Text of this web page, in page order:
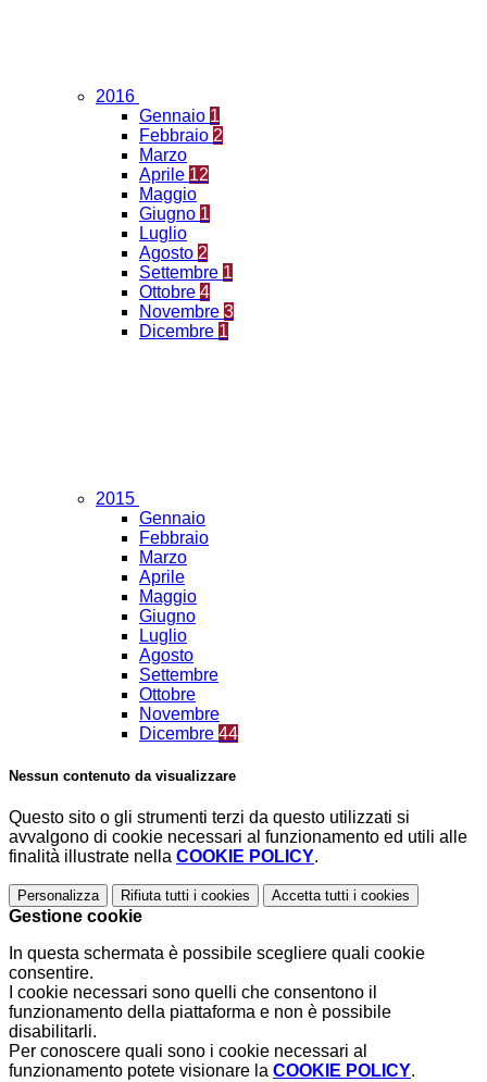
2016
Gennaio 1
Febbraio 2
Marzo
Aprile 12
Maggio
Giugno 1
Luglio
Agosto 2
Settembre 1
Ottobre 4
Novembre 3
Dicembre 1
2015
Gennaio
Febbraio
Marzo
Aprile
Maggio
Giugno
Luglio
Agosto
Settembre
Ottobre
Novembre
Dicembre 44
Nessun contenuto da visualizzare
Questo sito o gli strumenti terzi da questo utilizzati si
avvalgono di cookie necessari al funzionamento ed utili alle
finalità illustrate nella COOKIE POLICY.
Personalizza Rifiuta tutti i cookies Accetta tutti i cookies
Gestione cookie
In questa schermata è possibile scegliere quali cookie
consentire.
I cookie necessari sono quelli che consentono il
funzionamento della piattaforma e non è possibile
disabilitarli.
Per conoscere quali sono i cookie necessari al
funzionamento potete visionare la COOKIE POLICY.